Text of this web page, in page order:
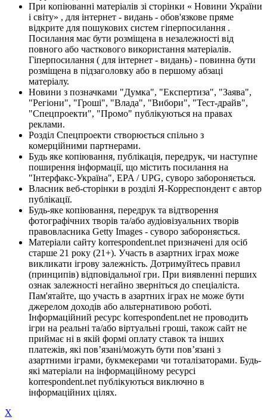
При копіюванні матеріалів зі сторінки « Новини України
і світу» , для інтернет - видань - обов'язкове пряме
відкрите для пошукових систем гіперпосилання .
Посилання має бути розміщена в незалежності від
повного або часткового використання матеріалів.
Гіперпосилання ( для інтернет - видань) - повинна бути
розміщена в підзаголовку або в першому абзаці
матеріалу.
Новини з позначками "Думка", "Експертиза", "Заява",
"Регіони", "Гроші", "Влада", "Вибори", "Тест-драйв",
"Спецпроекти", "Промо" публікуються на правах
реклами.
Розділ Спецпроекти створюється спільно з
комерційними партнерами.
Будь яке копіювання, публікація, передрук, чи наступне
поширення інформації, що містить посилання на
"Інтерфакс-Україна", EPA / UPG, суворо забороняється.
Власник веб-сторінки в розділі Я-Корреспондент є автор
публікації.
Будь-яке копіювання, передрук та відтворення
фотографічних творів та/або аудіовізуальних творів
правовласника Getty Images - суворо забороняється.
Матеріали сайту korrespondent.net призначені для осіб
старше 21 року (21+). Участь в азартних іграх може
викликати ігрову залежність. Дотримуйтесь правил
(принципів) відповідальної гри. При виявленні перших
ознак залежності негайно зверніться до спеціаліста.
Пам'ятайте, що участь в азартних іграх не може бути
джерелом доходів або альтернативою роботі.
Інформаційний ресурс korrespondent.net не проводить
ігри на реальні та/або віртуальні гроші, також сайт не
приймає ні в якій формі оплату ставок та інших
платежів, які пов’язані/можуть бути пов’язані з
азартними іграми, букмекерами чи тоталізаторами. Будь-
які матеріали на інформаційному ресурсі
korrespondent.net публікуються виключно в
інформаційних цілях.
X